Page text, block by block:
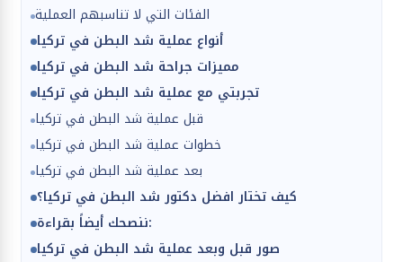
الفئات التي لا تناسبهم العملية
أنواع عملية شد البطن في تركيا
مميزات جراحة شد البطن في تركيا
تجربتي مع عملية شد البطن في تركيا
قبل عملية شد البطن في تركيا
خطوات عملية شد البطن في تركيا
بعد عملية شد البطن في تركيا
كيف تختار افضل دكتور شد البطن في تركيا؟
ننصحك أيضاً بقراءة:
صور قبل وبعد عملية شد البطن في تركيا